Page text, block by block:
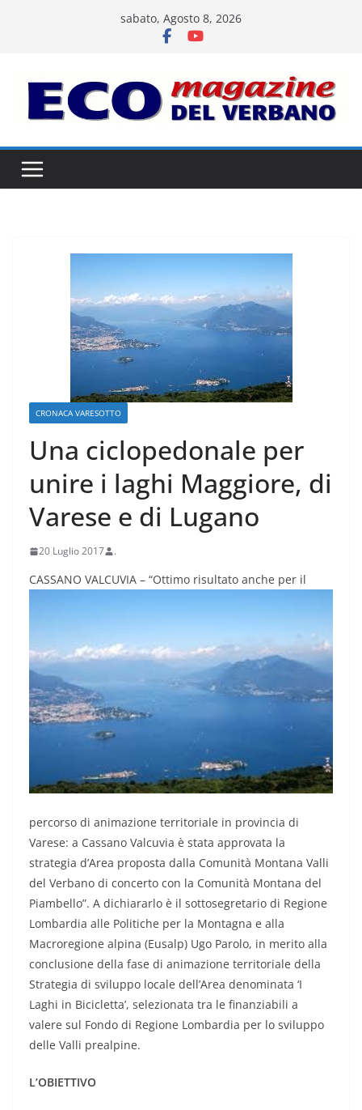
sabato, Agosto 8, 2026
CRONACA VARESOTTO
Una ciclopedonale per
unire i laghi Maggiore, di
Varese e di Lugano
20 Luglio 2017 .
CASSANO VALCUVIA – “Ottimo risultato anche per il
percorso di animazione territoriale in provincia di
Varese: a Cassano Valcuvia è stata approvata la
strategia d’Area proposta dalla Comunità Montana Valli
del Verbano di concerto con la Comunità Montana del
Piambello”. A dichiararlo è il sottosegretario di Regione
Lombardia alle Politiche per la Montagna e alla
Macroregione alpina (Eusalp) Ugo Parolo, in merito alla
conclusione della fase di animazione territoriale della
Strategia di sviluppo locale dell’Area denominata ‘I
Laghi in Bicicletta’, selezionata tra le finanziabili a
valere sul Fondo di Regione Lombardia per lo sviluppo
delle Valli prealpine.
L’OBIETTIVO